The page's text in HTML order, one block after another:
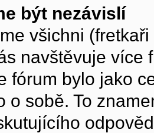
být nezávislí
všichni
navštěvuje více
fórum bylo jako
o sobě. To